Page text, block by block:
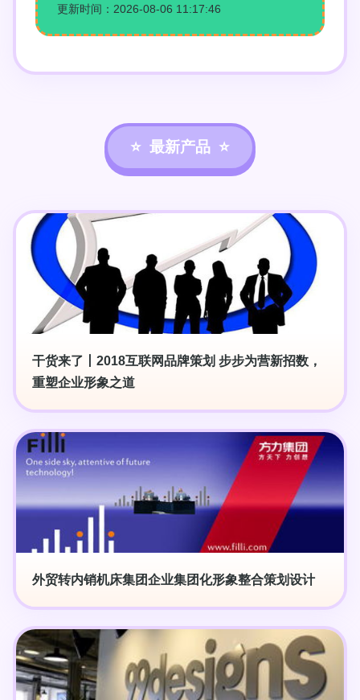
更新时间：2026-08-06 11:17:46
最新产品
干货来了丨2018互联网品牌策划 步步为营新招数，
重塑企业形象之道
外贸转内销机床集团企业集团化形象整合策划设计